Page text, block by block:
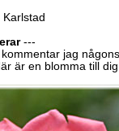
---
jag
är en blomma till